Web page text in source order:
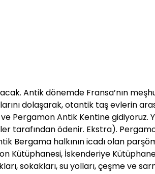
Antik dönemde Fransa’nın
dolaşarak, otantik taş evlerin
Pergamon Antik Kentine gidiyoruz.
tarafından ödenir. Ekstra).
Bergama halkının icadı olan
Kütüphanesi, İskenderiye
sokakları, su yolları, çeşme ve